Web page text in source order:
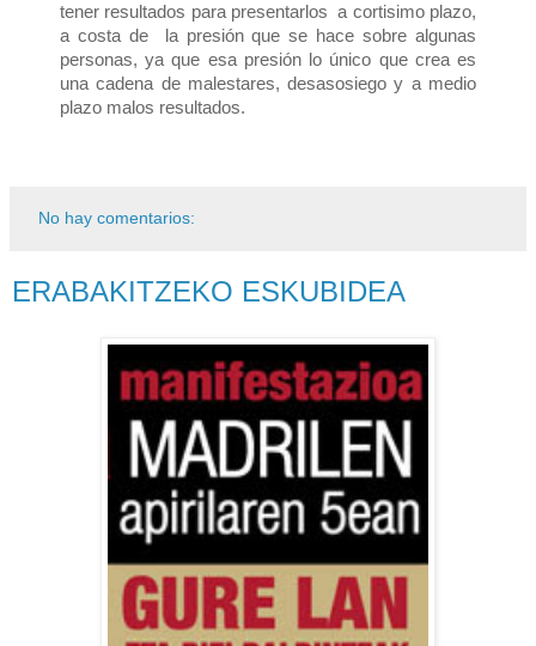
tener resultados para presentarlos a cortisimo plazo,
a costa de la presión que se hace sobre algunas
personas, ya que esa presión lo único que crea es
una cadena de malestares, desasosiego y a medio
plazo malos resultados.
No hay comentarios:
ERABAKITZEKO ESKUBIDEA